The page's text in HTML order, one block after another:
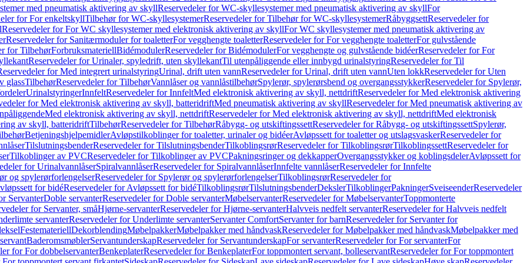
med pneumatisk aktivering av skyllReservedeler for WC-skyllesystemer med pneumatisk aktivering av skyllFor
for For enkeltskyllTilbehør for WC-skyllesystemerReservedeler for Tilbehør for WC-skyllesystemerRåbyggsettReservedeler for
Reservedeler for For WC skyllesystemer med elektronisk aktivering av skyllFor WC skyllesystemer med pneumatisk aktivering av
Reservedeler for Sanitærmoduler for toaletterFor vegghengte toaletterReservedeler for For vegghengte toaletterFor gulvstående
for TilbehørForbruksmateriellBidémodulerReservedeler for BidémodulerFor vegghengte og gulvstående bidéerReservedeler for For
Reservedeler for Urinaler, spyledrift, uten skyllekantTil utenpåliggende eller innbygd urinalstyringReservedeler for Til
for Med integrert urinalstyringUrinal, drift uten vannReservedeler for Urinal, drift uten vannUten lokkReservedeler for Uten
glassTilbehørReservedeler for TilbehørVannlåser og vannlåstilbehørSpylerør, spylerørsbend og overgangsstykkerReservedeler for Spylerør,
UrinalstyringerInnfeltReservedeler for InnfeltMed elektronisk aktivering av skyll, nettdriftReservedeler for Med elektronisk aktivering
for Med elektronisk aktivering av skyll, batteridriftMed pneumatisk aktivering av skyllReservedeler for Med pneumatisk aktivering av
Med elektronisk aktivering av skyll, nettdriftReservedeler for Med elektronisk aktivering av skyll, nettdriftMed elektronisk
av skyll, batteridriftTilbehørReservedeler for TilbehørRåbygg- og utskiftingssettReservedeler for Råbygg- og utskiftingssettSpylerør,
BetjeningshjelpemidlerAvløpstilkoblinger for toaletter, urinaler og bidéerAvløpssett for toaletter og utslagsvaskerReservedeler for
TilslutningsbenderReservedeler for TilslutningsbenderTilkoblingsrørReservedeler for TilkoblingsrørTilkoblingssettReservedeler for
Tilkoblinger av PVCReservedeler for Tilkoblinger av PVCPakningsringer og dekkapperOvergangsstykker og koblingsdelerAvløpssett for
for UrinalvannlåserSpiralvannlåserReservedeler for SpiralvannlåserInnfelte vannlåserReservedeler for Innfelte
og spylerørforlengelserReservedeler for Spylerør og spylerørforlengelserTilkoblingsrørReservedeler for
for bidéReservedeler for Avløpssett for bidéTilkoblingsrørTilslutningsbenderDekslerTilkoblingerPakningerSveiseenderReservedeler
ServanterDoble servanterReservedeler for Doble servanterMøbelservanterReservedeler for MøbelservanterToppmonterte
for Servanter, småHjørne-servanterReservedeler for Hjørne-servanterHalvveis nedfelt servanterReservedeler for Halvveis nedfelt
servanterReservedeler for Underlimte servanterServanter ComfortServanter for barnReservedeler for Servanter for
FestemateriellDekorblendingMøbelpakkerMøbelpakker med håndvaskReservedeler for Møbelpakker med håndvaskMøbelpakker med
BaderomsmøblerServantunderskapReservedeler for ServantunderskapFor servanterReservedeler for For servanterFor
for For dobbelservanterBenkeplaterReservedeler for BenkeplaterFor toppmontert servant, bolleservantReservedeler for For toppmontert